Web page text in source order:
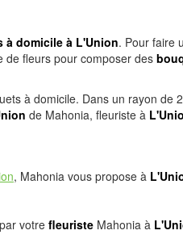
à domicile à L'Union. Pour faire
de fleurs pour composer des
à domicile. Dans un rayon de
de Mahonia, fleuriste à
, Mahonia vous propose à
votrefleuriste Mahonia à